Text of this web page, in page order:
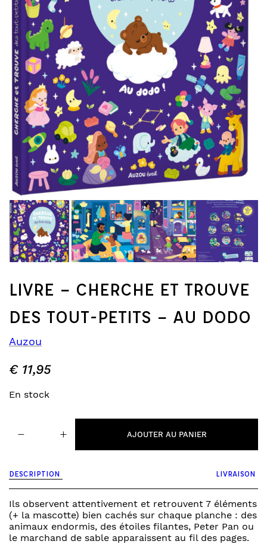
LIVRE – CHERCHE ET TROUVE
DES TOUT-PETITS – AU DODO
Auzou
€11,95
En stock
de
cherche
et
trouve
des
tout-
petits
-
− + AJOUTER AU PANIER
DESCRIPTION LIVRAISON
Ils observent attentivement et retrouvent 7 éléments
(+ la mascotte) bien cachés sur chaque planche : des
animaux endormis, des étoiles filantes, Peter Pan ou
le marchand de sable apparaissent au fil des pages.